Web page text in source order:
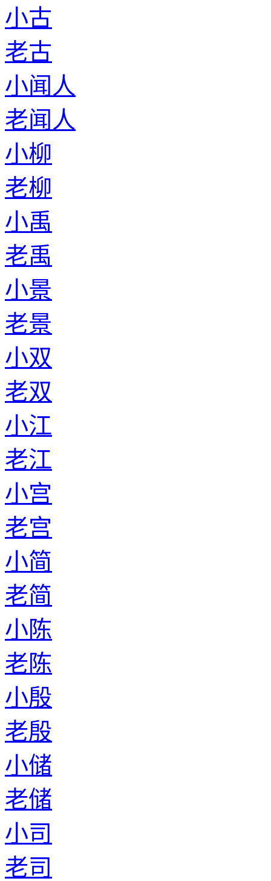
小古
老古
小闻人
老闻人
小柳
老柳
小禹
老禹
小景
老景
小双
老双
小江
老江
小宫
老宫
小简
老简
小陈
老陈
小殷
老殷
小储
老储
小司
老司